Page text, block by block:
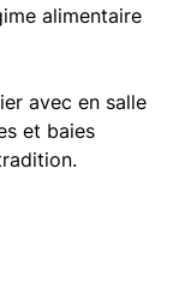
alimentaire
avec en salle
et baies